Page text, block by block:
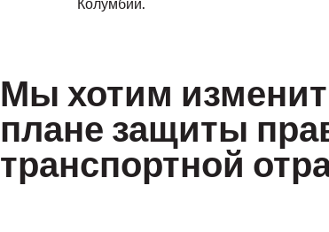
Мы хотим
плане защиты
транспортной